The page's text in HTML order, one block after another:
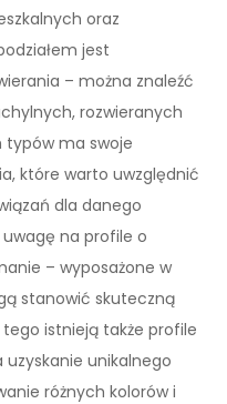
oraz
jest
– można znaleźć
rozwieranych
typów ma swoje
które warto uwzględnić
dla danego
na profile o
– wyposażone w
stanowić skuteczną
istnieją także profile
unikalnego
różnych kolorów i